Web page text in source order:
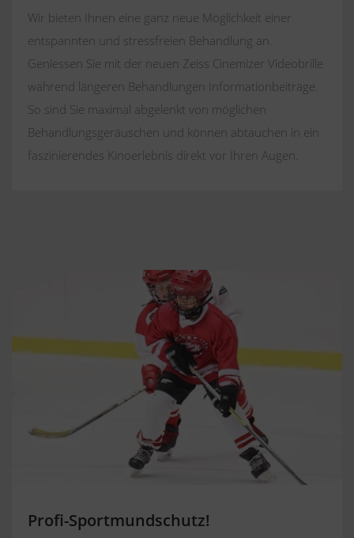
Wir bieten Ihnen eine ganz neue Möglichkeit einer
entspannten und stressfreien Behandlung an.
Geniessen Sie mit der neuen Zeiss Cinemizer Videobrille
während längeren Behandlungen Informationbeiträge.
So sind Sie maximal abgelenkt von möglichen
Behandlungsgeräuschen und können abtauchen in ein
faszinierendes Kinoerlebnis direkt vor Ihren Augen.
Profi-Sportmundschutz!